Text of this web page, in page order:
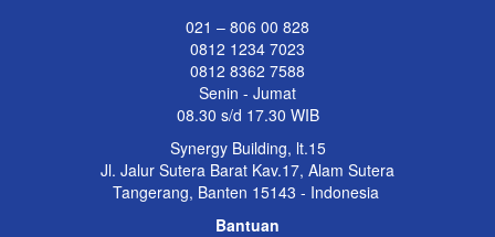
021 – 806 00 828
0812 1234 7023
0812 8362 7588
Senin - Jumat
08.30 s/d 17.30 WIB
Synergy Building, lt.15
Jl. Jalur Sutera Barat Kav.17, Alam Sutera
Tangerang, Banten 15143 - Indonesia
Bantuan